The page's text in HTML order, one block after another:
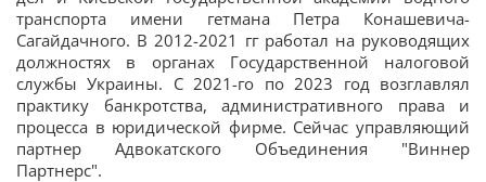
транспорта имени гетмана Петра Конашевича-
Сагайдачного. В 2012-2021 гг работал на руководящих
должностях в органах Государственной налоговой
службы Украины. С 2021-го по 2023 год возглавлял
практику банкротства, административного права и
процесса в юридической фирме. Сейчас управляющий
партнер Адвокатского Объединения "Виннер
Партнерс".